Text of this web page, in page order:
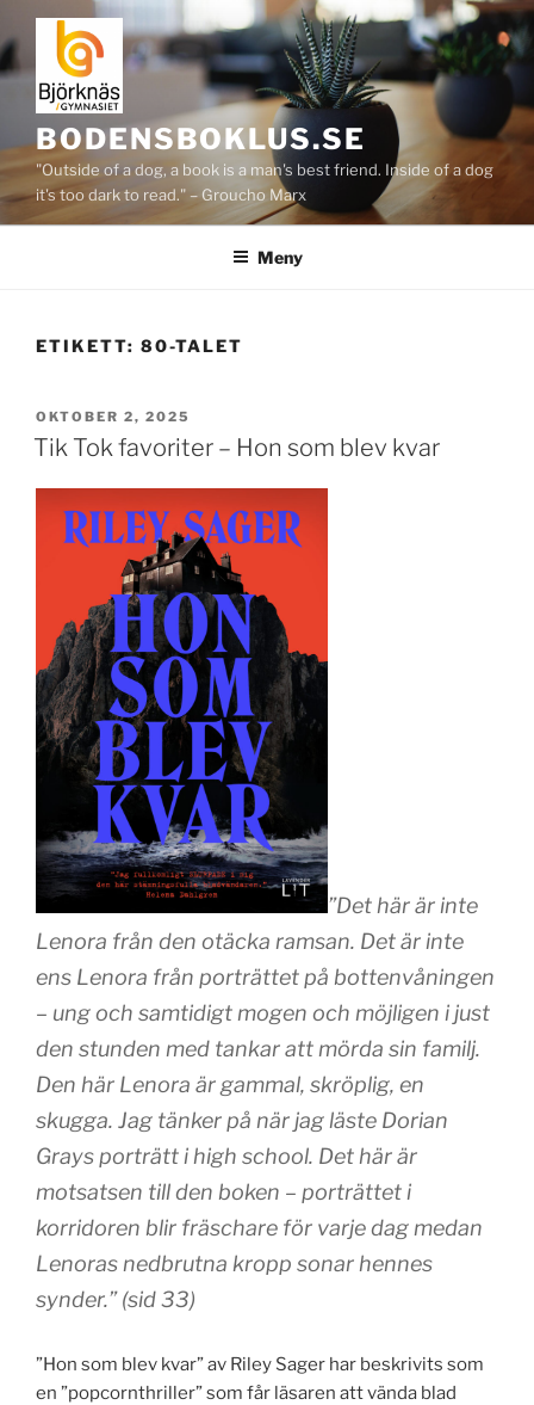
Hoppa
till
innehåll
BODENSBOKLUS.SE
"Outside of a dog, a book is a man's best friend. Inside of a dog
it's too dark to read." – Groucho Marx
Meny
ETIKETT: 80-TALET
PUBLICERAT
OKTOBER 2, 2025
Tik Tok favoriter – Hon som blev kvar
”Det här är inte
Lenora från den otäcka ramsan. Det är inte
ens Lenora från porträttet på bottenvåningen
– ung och samtidigt mogen och möjligen i just
den stunden med tankar att mörda sin familj.
Den här Lenora är gammal, skröplig, en
skugga. Jag tänker på när jag läste Dorian
Grays porträtt i high school. Det här är
motsatsen till den boken – porträttet i
korridoren blir fräschare för varje dag medan
Lenoras nedbrutna kropp sonar hennes
synder.” (sid 33)
”Hon som blev kvar” av Riley Sager har beskrivits som
en ”popcornthriller” som får läsaren att vända blad